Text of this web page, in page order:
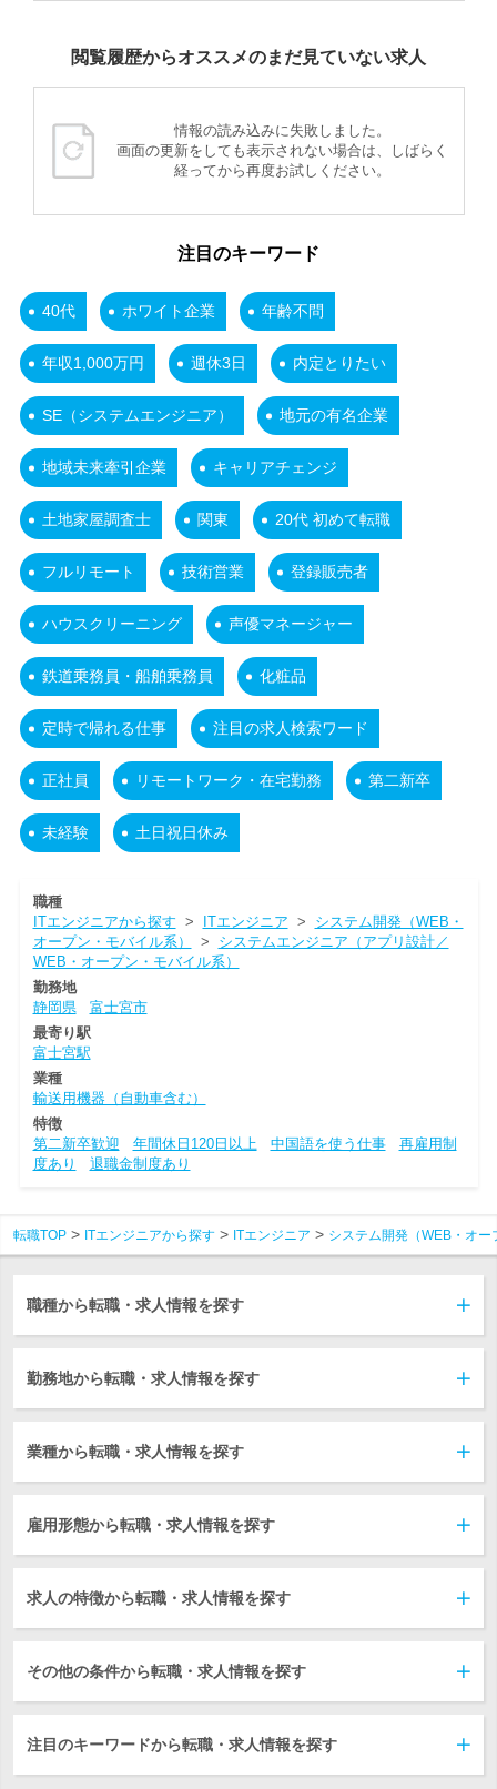
閲覧履歴からオススメのまだ見ていない求人
情報の読み込みに失敗しました。
画面の更新をしても表示されない場合は、しばらく
経ってから再度お試しください。
注目のキーワード
40代 ホワイト企業 年齢不問
年収1,000万円 週休3日 内定とりたい
SE（システムエンジニア） 地元の有名企業
地域未来牽引企業 キャリアチェンジ
土地家屋調査士 関東 20代 初めて転職
フルリモート 技術営業 登録販売者
ハウスクリーニング 声優マネージャー
鉄道乗務員・船舶乗務員 化粧品
定時で帰れる仕事 注目の求人検索ワード
正社員 リモートワーク・在宅勤務 第二新卒
未経験 土日祝日休み
職種
ITエンジニアから探す > ITエンジニア > システム開発（WEB・
オープン・モバイル系）
> システムエンジニア（アプリ設計／
WEB・オープン・モバイル系）
勤務地
静岡県
富士宮市
最寄り駅
富士宮駅
業種
輸送用機器（自動車含む）
特徴
第二新卒歓迎
年間休日120日以上 中国語を使う仕事
再雇用制
度あり
退職金制度あり
転職TOP ITエンジニアから探す ITエンジニア システム開発（WEB・オ
職種から転職・求人情報を探す
勤務地から転職・求人情報を探す
業種から転職・求人情報を探す
雇用形態から転職・求人情報を探す
求人の特徴から転職・求人情報を探す
その他の条件から転職・求人情報を探す
注目のキーワードから転職・求人情報を探す